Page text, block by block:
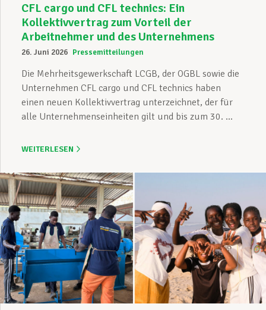
CFL cargo und CFL technics: Ein
Kollektivvertrag zum Vorteil der
Arbeitnehmer und des Unternehmens
26. Juni 2026 Pressemitteilungen
Die Mehrheitsgewerkschaft LCGB, der OGBL sowie die
Unternehmen CFL cargo und CFL technics haben
einen neuen Kollektivvertrag unterzeichnet, der für
alle Unternehmenseinheiten gilt und bis zum 30. ...
WEITERLESEN